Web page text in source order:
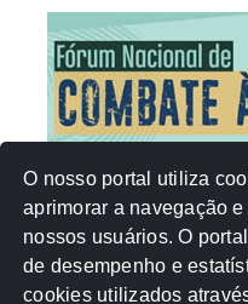
NUVEM DE TAGS
Acontece na Rede
O nosso portal utiliza
aprimorar a navegação
nossos usuários. O
de desempenho e
cookies utilizados